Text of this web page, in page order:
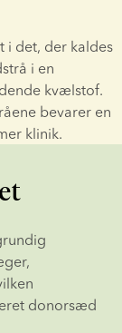
i det, der kaldes
i en
kvælstof.
bevarer en
klinik.
donorsæd